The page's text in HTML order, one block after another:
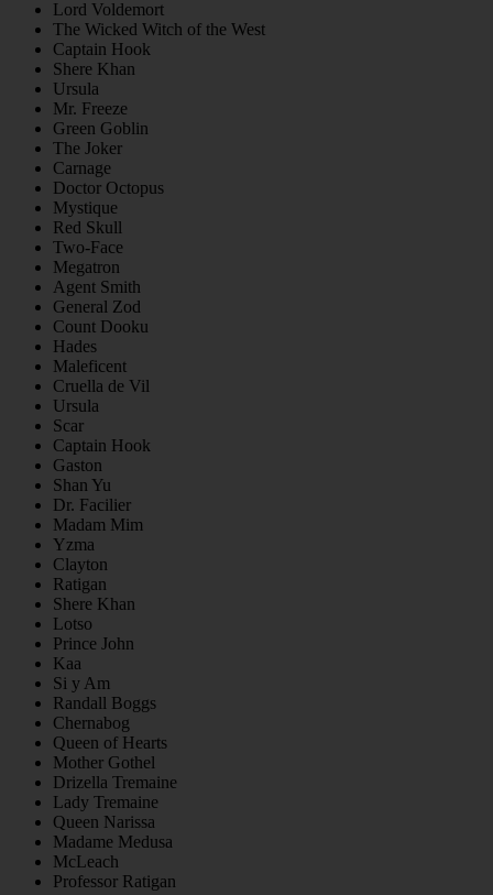
Lord Voldemort
The Wicked Witch of the West
Captain Hook
Shere Khan
Ursula
Mr. Freeze
Green Goblin
The Joker
Carnage
Doctor Octopus
Mystique
Red Skull
Two-Face
Megatron
Agent Smith
General Zod
Count Dooku
Hades
Maleficent
Cruella de Vil
Ursula
Scar
Captain Hook
Gaston
Shan Yu
Dr. Facilier
Madam Mim
Yzma
Clayton
Ratigan
Shere Khan
Lotso
Prince John
Kaa
Si y Am
Randall Boggs
Chernabog
Queen of Hearts
Mother Gothel
Drizella Tremaine
Lady Tremaine
Queen Narissa
Madame Medusa
McLeach
Professor Ratigan